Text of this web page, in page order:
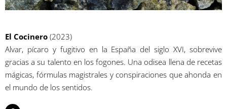
El Cocinero (2023)
Alvar, pícaro y fugitivo en la España del siglo XVI, sobrevive
gracias a su talento en los fogones. Una odisea llena de recetas
mágicas, fórmulas magistrales y conspiraciones que ahonda en
el mundo de los sentidos.